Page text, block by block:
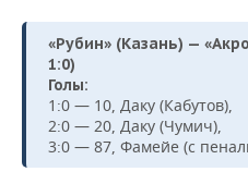
«Рубин» (Казань) —
1:0)
Голы:
1:0 — 10, Даку (Кабутов),
2:0 — 20, Даку (Чумич),
3:0 — 87, Фамейе (с